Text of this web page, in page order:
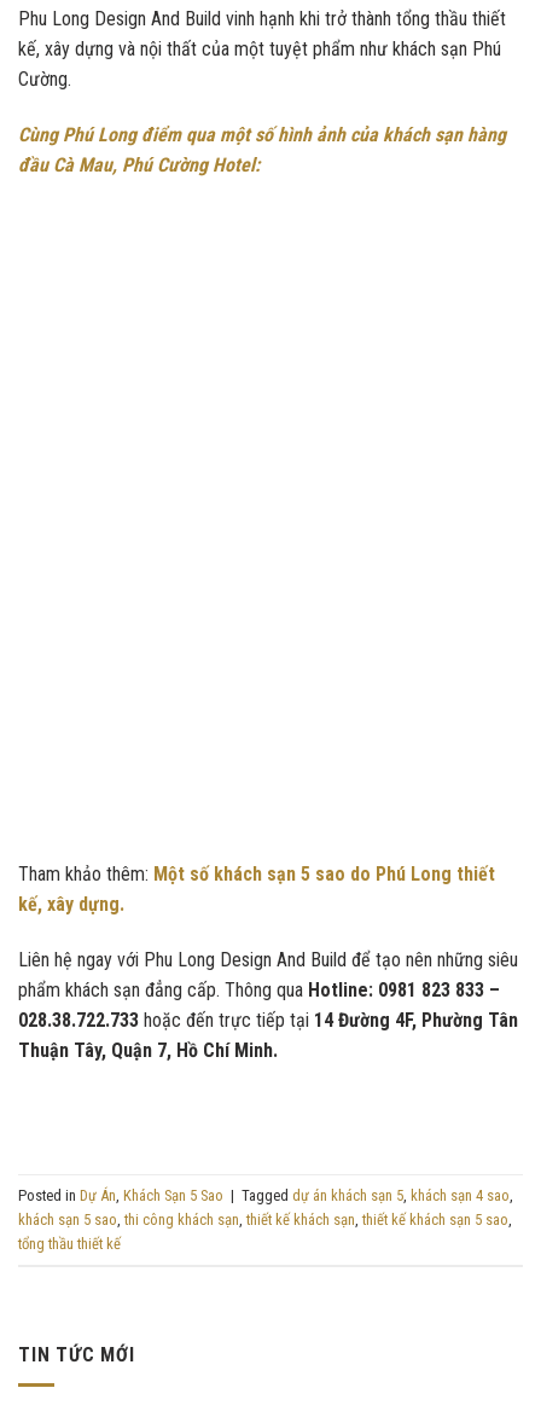
Phu Long Design And Build vinh hạnh khi trở thành tổng thầu thiết
kế, xây dựng và nội thất của một tuyệt phẩm như khách sạn Phú
Cường.
Cùng Phú Long điểm qua một số hình ảnh của khách sạn hàng
đầu Cà Mau, Phú Cường Hotel:
Tham khảo thêm: Một số khách sạn 5 sao do Phú Long thiết
kế, xây dựng.
Liên hệ ngay với Phu Long Design And Build để tạo nên những siêu
phẩm khách sạn đẳng cấp. Thông qua Hotline: 0981 823 833 –
028.38.722.733 hoặc đến trực tiếp tại 14 Đường 4F, Phường Tân
Thuận Tây, Quận 7, Hồ Chí Minh.
Posted in Dự Án Khách Sạn 5 Sao | Tagged dự án khách sạn 5 khách sạn 4 sao
khách sạn 5 sao ,thi công khách sạn ,thiết kế khách sạn ,thiết kế khách sạn 5 sao
tổng thầu thiết kế
TIN TỨC MỚI